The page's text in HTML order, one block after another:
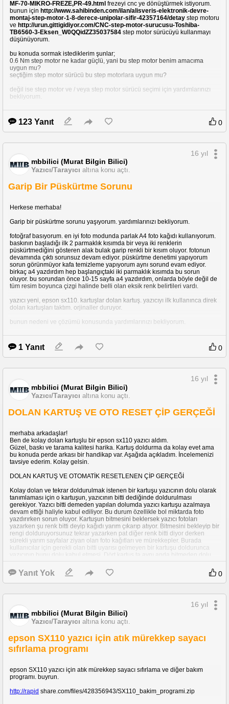
MF-70-MIKRO-FREZE,PR-49.html frezeyi cnc ye dönüştürmek istiyorum.
bunun için http://www.sahibinden.com/ilan/alisveris-elektronik-devre-
montaj-step-motor-1-8-derece-unipolar-sifir-42357164/detay step motoru
ve http://urun.gittigidiyor.com/CNC-step-motor-surucusu-Toshiba-
TB6560-3-Eksen_W0QQidZZ35037584 step motor sürücüyü kullanmayı
düşünüyorum.
bu konuda sormak istediklerim şunlar;
0.6 Nm step motor ne kadar güçlü, yani bu step motor benim amacıma
uygun mu?
seçtiğim step motor sürücü bu step motorlara uygun mu?
değil ise step motor ve / veya step motor sürücü seçimi için yardımlarınızı
bekliyorum.
şimdiden herkese teşekkürler!
123 Yanıt 0
mbbilici (Murat Bilgin Bilici)
Yazıcı/Tarayıcı altına konu açtı.
16 yıl
Garip Bir Püskürtme Sorunu
Herkese merhaba!
Garip bir püskürtme sorunu yaşıyorum. yardımlarınızı bekliyorum.
fotoğraf basıyorum. en iyi foto modunda parlak A4 foto kağıdı kullanıyorum.
baskının başladığı ilk 2 parmaklık kısımda bir veya iki renklerin
püskürtmediğini gösteren alak bulak garip renkli bir kısım oluyor. fotonun
devamında çıktı sorunsuz devam ediyor. püskürtme denetimi yapıyorum
sorun görünmüyor kafa temizleme yapıyorum aynı sorund evam ediyor.
birkaç a4 yazdırdım hep başlangıçtaki iki parmaklık kısımda bu sorun
oluyor. bu sorundan önce 10-15 sayfa a4 yazdırdım, onlarda böyle değil de
tüm resim boyunca çizgi halinde belli olan eksik renk belirtileri vardı.
yazıcı yeni, epson sx110. kartuşlar dolan kartuş. yazıcıyı ilk kullanınca direk
dolan kartuşları taktım. orjinaller duruyor.
bunun nedeni ve çözümü konusunda yardımlarınızı bekliyorum.
1 Yanıt 0
mbbilici (Murat Bilgin Bilici)
Yazıcı/Tarayıcı altına konu açtı.
16 yıl
DOLAN KARTUŞ VE OTO RESET ÇİP GERÇEĞİ
merhaba arkadaşlar!
Ben de kolay dolan kartuşlu bir epson sx110 yazıcı aldım.
Güzel, baskı ve tarama kalitesi harika. Kartuş doldurma da kolay evet ama
bu konuda perde arkası bir handikap var. Aşağıda açıkladım. İncelemenizi
tavsiye ederim. Kolay gelsin.
DOLAN KARTUŞ VE OTOMATİK RESETLENEN ÇİP GERÇEĞİ
Kolay dolan ve tekrar doldurulmak istenen bir kartuşu yazıcının dolu olarak
tanımlaması için o kartuşun, yazıcının bitti dediğinde doldurulması
gerekiyor. Yazıcı bitti demeden yapılan dolumda yazıcı kartuşu azalmaya
devam ettiği haliyle kabul ediliyor. Bu durum özellikle bol miktarda foto
yazdırırken sorun oluyor. Kartuşun bitmesini beklersek yazıcı fotoları
yazarken şu renk bitti deyip kağıdı yarım çıkarıp atıyor. Bitmesini bekleyip bir
rengi dolduruyorsunuz tekrar yazarken pat diğer renk bitti diyor derken
sürekli yarım sayfalar ziyan olan foto kağıtları ve mürekkepler. Burada
kullanıcılar için gerekli olan bitti uyarısı gelmeyen bir kartuşu doldurunca
görünebilmeli. Veya en azından yazıcı kartuş bitme uyarısını fotoyu
yazarken değil yazdırma teşebbüsünde bitti değiştirin demesi gerekir.
Sadece siyah metin baskısı alanlar için bu sorun önemli görünmüyor ama
ayrıca bir de atık mürekkep sayacının dolması meselesi varmış. bu sayaç
dolunca yazıcı bakım gerekiyor uyarısı verip yazdırma yapmıyormuş. onun
çözümünü bari buldum aşağıdaki programla yapılabiliyor resetleme. ama
bir de atık mürekkep süngeri veya tankını da değiştirmeniz veya
boşaltmanız gerekiyormuş.
http://rapid share.com/files/428356943/SX110_bakim_programi.zip
Yanıt Yok 0
mbbilici (Murat Bilgin Bilici)
Yazıcı/Tarayıcı altına konu açtı.
16 yıl
epson SX110 yazıcı için atık mürekkep sayacı
sıfırlama programı
epson SX110 yazıcı için atık mürekkep sayacı sıfırlama ve diğer bakım
programı. buyrun.
http://rapid share.com/files/428356943/SX110_bakim_programi.zip